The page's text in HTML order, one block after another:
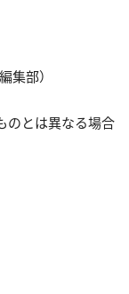
集部）
のとは異なる場合